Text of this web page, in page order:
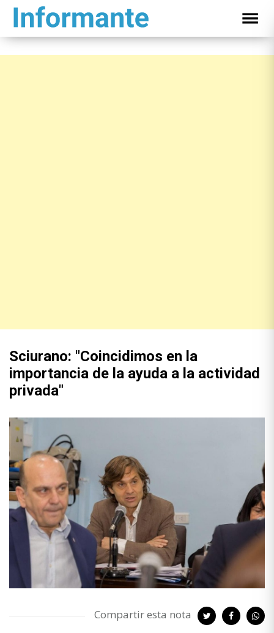
Sciurano: "Coincidimos en la
importancia de la ayuda a la actividad
privada"
Compartir esta nota